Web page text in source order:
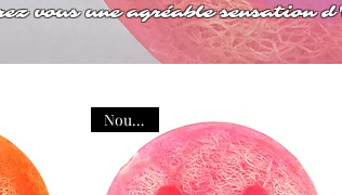
vous une agréable sensation
Nouveau